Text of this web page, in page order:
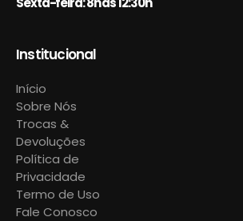
Institucional
Início
Sobre Nós
Trocas &
Devoluções
Política de
Privacidade
Termo de Uso
Fale Conosco